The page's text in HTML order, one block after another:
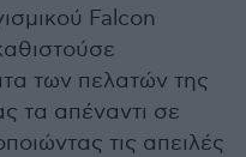
Falcon
των πελατών της
τα απέναντι σε
τις απειλές